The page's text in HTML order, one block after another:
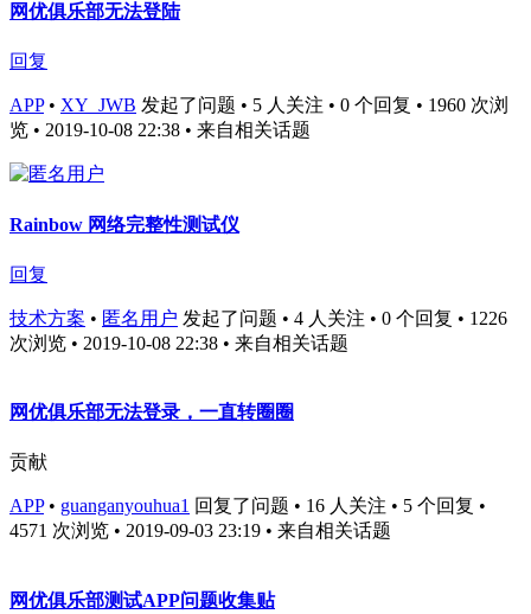
网优俱乐部无法登陆
回复
APP• XY_JWB 发起了问题 • 5 人关注 • 0 个回复 • 1960 次浏
览 • 2019-10-08 22:38 • 来自相关话题
Rainbow 网络完整性测试仪
回复
技术方案 • 匿名用户 发起了问题 • 4 人关注 • 0 个回复 • 1226
次浏览 • 2019-10-08 22:38 • 来自相关话题
网优俱乐部无法登录，一直转圈圈
贡献
APP• guanganyouhua1 回复了问题 • 16 人关注 • 5 个回复 •
4571 次浏览 • 2019-09-03 23:19 • 来自相关话题
网优俱乐部测试APP问题收集贴